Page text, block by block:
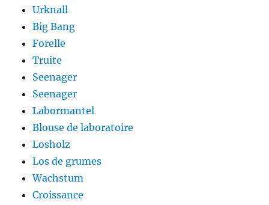
Urknall
Big Bang
Forelle
Truite
Seenager
Seenager
Labormantel
Blouse de laboratoire
Losholz
Los de grumes
Wachstum
Croissance